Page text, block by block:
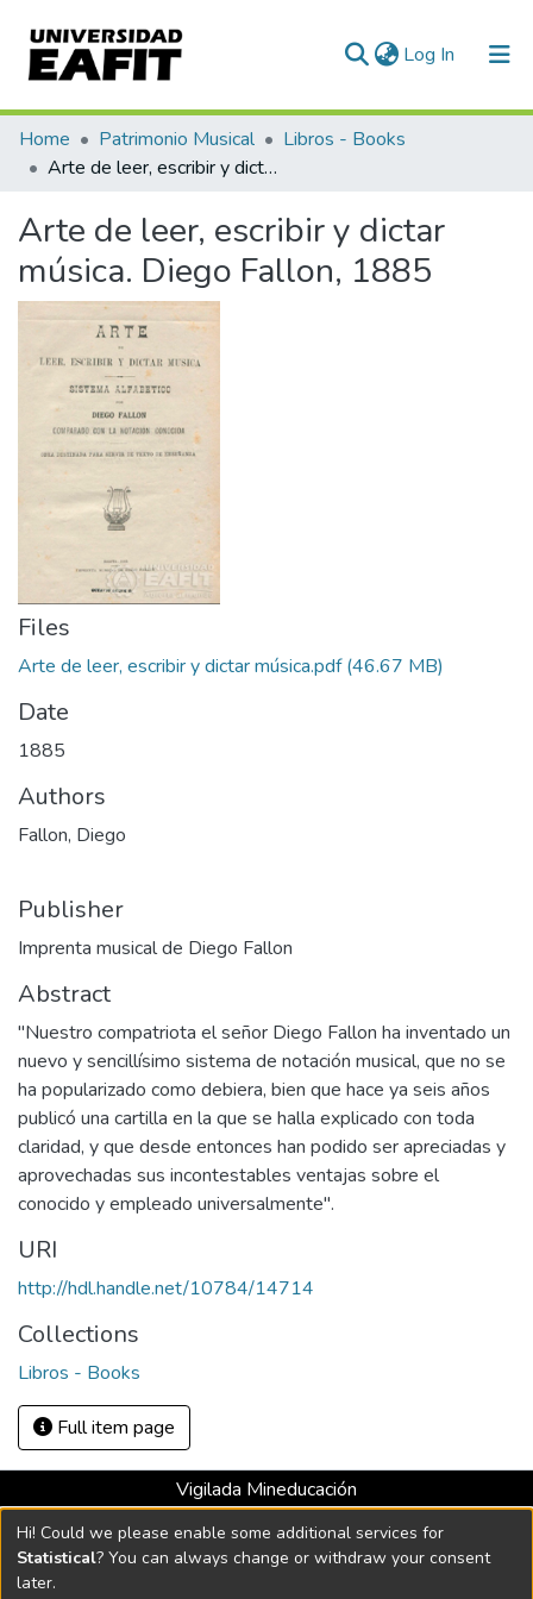
Log In (current)
Communities & Collections
All of DSpace
Statistics
Home Patrimonio Musical
Libros - Books
Arte de leer, escribir y dictar música. Diego Fallon, 1885
Arte de leer, escribir y dictar
música. Diego Fallon, 1885
Files
Arte de leer, escribir y dictar música.pdf(46.67 MB)
Date
1885
Authors
Fallon, Diego
Publisher
Imprenta musical de Diego Fallon
Abstract
"Nuestro compatriota el señor Diego Fallon ha inventado un
nuevo y sencillísimo sistema de notación musical, que no se
ha popularizado como debiera, bien que hace ya seis años
publicó una cartilla en la que se halla explicado con toda
claridad, y que desde entonces han podido ser apreciadas y
aprovechadas sus incontestables ventajas sobre el
conocido y empleado universalmente".
URI
http://hdl.handle.net/10784/14714
Collections
Libros - Books
Full item page
Vigilada Mineducación
Universidad con Acreditación Institucional hasta 2026 -
Resolución MEN 2158 de 2018
Hi! Could we please enable some additional services for
Statistical? You can always change or withdraw your consent
later.